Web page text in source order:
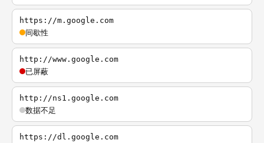
https://m.google.com
间歇性
http://www.google.com
已屏蔽
http://ns1.google.com
数据不足
https://dl.google.com